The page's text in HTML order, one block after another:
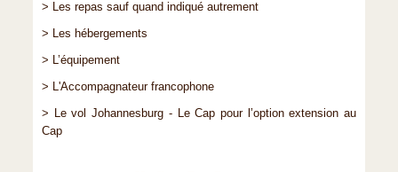
> Les repas sauf quand indiqué autrement
> Les hébergements
> L’équipement
> L'Accompagnateur francophone
> Le vol Johannesburg - Le Cap pour l’option extension au
Cap